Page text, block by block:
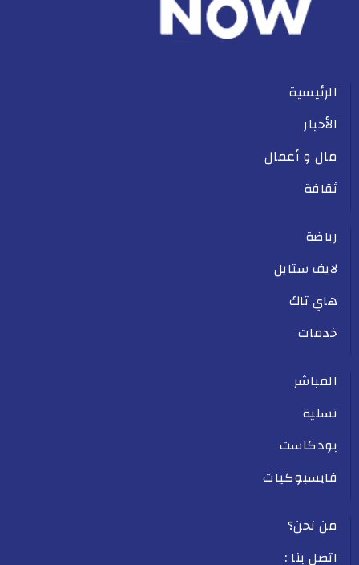
الرئيسية
الأخبار
مال و أعمال
ثقافة
رياضة
لايف ستايل
هاي تاك
خدمات
المباشر
تسلية
بودكاست
فايسبوكيات
من نحن؟
اتصل بنا :